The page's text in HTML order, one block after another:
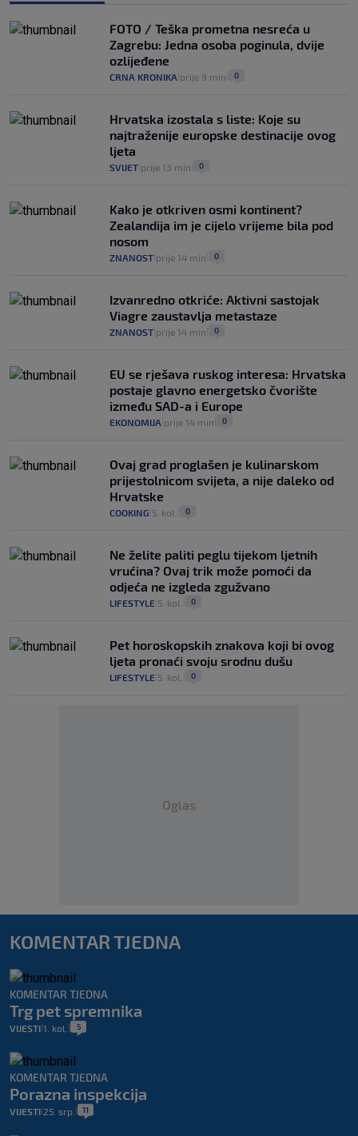
Analitičar o Mostu: Oni su u yin-yang
poziciji i imaju drugog najpoznatijeg
bravara u povijesti Hrvatske
VIJESTI
FOTO / Teška prometna nesreća u
Zagrebu: Jedna osoba poginula, dvije
ozlijeđene
CRNA KRONIKA prije 9 min 0
Hrvatska izostala s liste: Koje su
najtraženije europske destinacije ovog
ljeta
SVIJET prije 13 min 0
Kako je otkriven osmi kontinent?
Zealandija im je cijelo vrijeme bila pod
nosom
ZNANOST prije 14 min 0
Izvanredno otkriće: Aktivni sastojak
Viagre zaustavlja metastaze
ZNANOST prije 14 min 0
EU se rješava ruskog interesa: Hrvatska
postaje glavno energetsko čvorište
između SAD-a i Europe
EKONOMIJA prije 14 min 0
Ovaj grad proglašen je kulinarskom
prijestolnicom svijeta, a nije daleko od
Hrvatske
COOKING 5. kol. 0
Ne želite paliti peglu tijekom ljetnih
vrućina? Ovaj trik može pomoći da
odjeća ne izgleda zgužvano
LIFESTYLE 5. kol. 0
Pet horoskopskih znakova koji bi ovog
ljeta pronaći svoju srodnu dušu
LIFESTYLE 5. kol. 0
Oglas
KOMENTAR TJEDNA
KOMENTAR TJEDNA
Trg pet spremnika
VIJESTI 1. kol. 5
KOMENTAR TJEDNA
Porazna inspekcija
VIJESTI 25. srp. 11